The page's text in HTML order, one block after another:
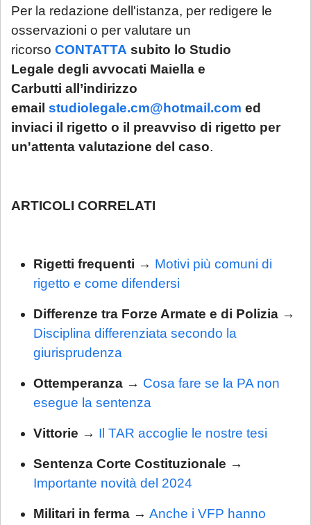
Per la redazione dell'istanza, per redigere le
osservazioni o per valutare un
ricorso CONTATTA subito lo Studio
Legale degli avvocati Maiella e
Carbutti all’indirizzo
email studiolegale.cm@hotmail.com ed
inviaci il rigetto o il preavviso di rigetto per
un'attenta valutazione del caso.
ARTICOLI CORRELATI
Rigetti frequenti → Motivi più comuni di
rigetto e come difendersi
Differenze tra Forze Armate e di Polizia →
Disciplina differenziata secondo la
giurisprudenza
Ottemperanza → Cosa fare se la PA non
esegue la sentenza
Vittorie → Il TAR accoglie le nostre tesi
Sentenza Corte Costituzionale →
Importante novità del 2024
Militari in ferma → Anche i VFP hanno